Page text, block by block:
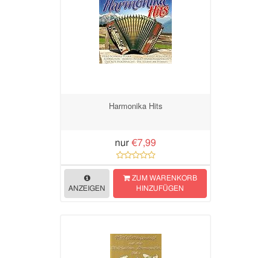
Harmonika Hits
nur €7,99
ANZEIGEN
ZUM WARENKORB
HINZUFÜGEN